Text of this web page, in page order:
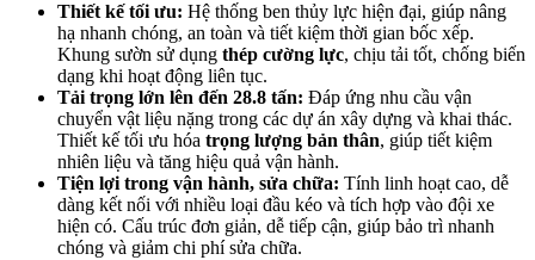
Thiết kế tối ưu: Hệ thống ben thủy lực hiện đại, giúp nâng
hạ nhanh chóng, an toàn và tiết kiệm thời gian bốc xếp.
Khung sườn sử dụng thép cường lực, chịu tải tốt, chống biến
dạng khi hoạt động liên tục.
Tải trọng lớn lên đến 28.8 tấn: Đáp ứng nhu cầu vận
chuyển vật liệu nặng trong các dự án xây dựng và khai thác.
Thiết kế tối ưu hóa trọng lượng bản thân, giúp tiết kiệm
nhiên liệu và tăng hiệu quả vận hành.
Tiện lợi trong vận hành, sửa chữa: Tính linh hoạt cao, dễ
dàng kết nối với nhiều loại đầu kéo và tích hợp vào đội xe
hiện có. Cấu trúc đơn giản, dễ tiếp cận, giúp bảo trì nhanh
chóng và giảm chi phí sửa chữa.